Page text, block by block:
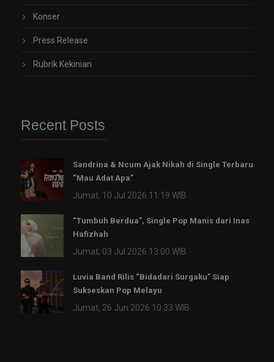
Konser
Press Release
Rubrik Kekinian
Recent Posts
Sandrina & Ncum Ajak Nikah di Single Terbaru
“Mau Adat Apa”
Jumat, 10 Jul 2026 11:19 WIB
“Tumbuh Berdua”, Single Pop Manis dari Inas
Hafizhah
Jumat, 03 Jul 2026 13:00 WIB
Luvia Band Rilis “Bidadari Surgaku” Siap
Sukseskan Pop Melayu
Jumat, 26 Jun 2026 10:33 WIB